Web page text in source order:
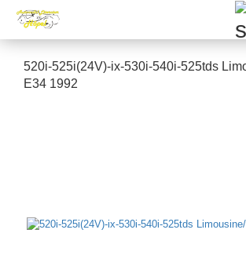
520i-525i(24V)-ix-530i-540i-525tds
E34 1992